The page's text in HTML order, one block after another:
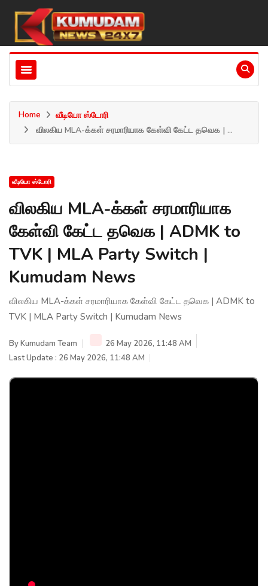
Home
வீடியோ ஸ்டோரி
விலகிய MLA-க்கள் சரமாரியாக கேள்வி கேட்ட தவெக | ...
வீடியோ ஸ்டோரி
விலகிய MLA-க்கள் சரமாரியாக
கேள்வி கேட்ட தவெக | ADMK to
TVK | MLA Party Switch |
Kumudam News
விலகிய MLA-க்கள் சரமாரியாக கேள்வி கேட்ட தவெக | ADMK to
TVK | MLA Party Switch | Kumudam News
ByKumudam Team
26 May 2026, 11:48 AM
Last Update : 26 May 2026, 11:48 AM